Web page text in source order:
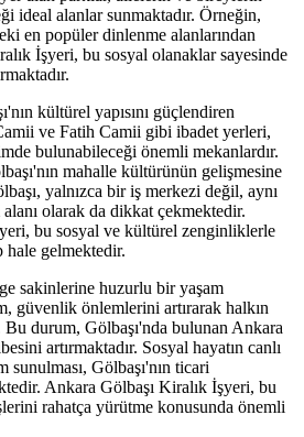
ideal alanlar sunmaktadır. Örneğin,
en popüler dinlenme alanlarından
İşyeri, bu sosyal olanaklar sayesinde
kültürel yapısını güçlendiren
ve Fatih Camii gibi ibadet yerleri,
bulunabileceği önemli mekanlardır.
mahalle kültürünün gelişmesine
yalnızca bir iş merkezi değil, aynı
olarak da dikkat çekmektedir.
bu sosyal ve kültürel zenginliklerle
hale gelmektedir.
sakinlerine huzurlu bir yaşam
güvenlik önlemlerini artırarak halkın
Bu durum, Gölbaşı'nda bulunan Ankara
artırmaktadır. Sosyal hayatın canlı
Gölbaşı'nın ticari
Ankara Gölbaşı Kiralık İşyeri, bu
rahatça yürütme konusunda önemli